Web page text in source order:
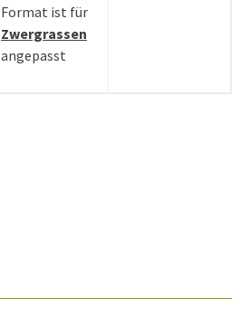
Format ist für
Zwergrassen
angepasst